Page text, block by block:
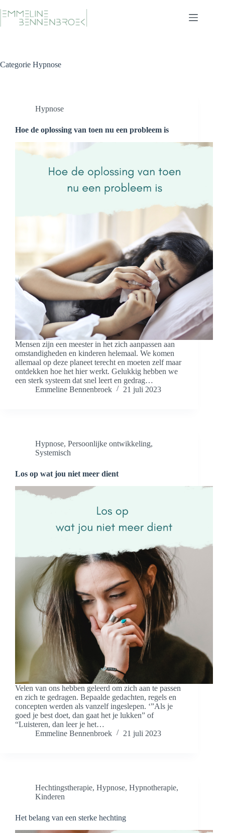
naar
Categorie Hypnose
Hypnose
Hoe de oplossing van toen nu een probleem is
Mensen zijn een meester in het zich aanpassen aan
omstandigheden en kinderen helemaal. We komen
allemaal op deze planeet terecht en moeten zelf maar
ontdekken hoe het hier werkt. Gelukkig hebben we
een sterk systeem dat snel leert en gedrag…
Emmeline Bennenbroek
21 juli 2023
Hypnose, Persoonlijke ontwikkeling,
Systemisch
Los op wat jou niet meer dient
Velen van ons hebben geleerd om zich aan te passen
en zich te gedragen. Bepaalde gedachten, regels en
concepten werden als vanzelf ingeslepen. ‘”Als je
goed je best doet, dan gaat het je lukken” of
“Luisteren, dan leer je het…
Emmeline Bennenbroek
21 juli 2023
Hechtingstherapie, Hypnose, Hypnotherapie,
Kinderen
Het belang van een sterke hechting